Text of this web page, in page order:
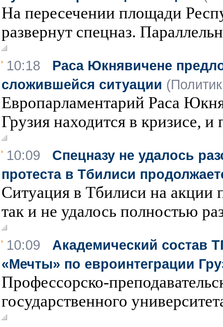
На пересечении площади
развернут спецназ.
10:18 Раса Юкнявичене
сложившейся ситуации
Европарламентарий Раса
Грузия находится в кризисе,
10:09 Спецназу не удалось
протеста в Тбилиси
Ситуация в Тбилиси на акции
так и не удалось полностью
10:09 Академический состав
«Мечты» по евроинтеграции
Профессорско-
государственного